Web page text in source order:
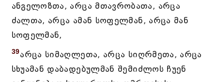
ანგელოზთა, არცა მთავრობათა, არცა
ძალთა, არცა ამან სოფელმან, არცა მან
სოფელმან,
39არცა სიმაღლეთა, არცა სიღრმეთა, არცა
სხუამან დაბადებულმან შემიძლოს ჩუენ